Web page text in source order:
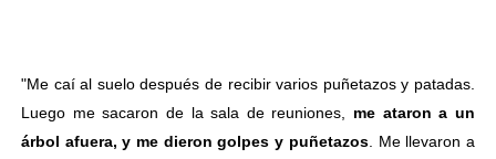
"Me caí al suelo después de recibir varios puñetazos y patadas.
Luego me sacaron de la sala de reuniones, me ataron a un
árbol afuera, y me dieron golpes y puñetazos. Me llevaron a